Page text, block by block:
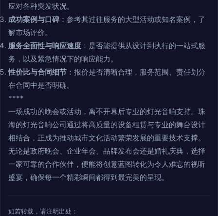
应对各种突发状况。
成功案例与口碑 ：参考其过往服务的大型活动或知名案例，了
解市场评价。
服务全面性与响应速度 ：是否能提供从设计到执行的一站式服
务，以及紧急情况下的响应能力。
性价比与合同细节 ：报价是否清晰合理，服务范围、责任划分
在合同中是否明确。
****
一场成功的晚会或活动，离不开幕后专业的灯光音响支持。珠
海的灯光音响公司通过将高质量的设备租赁与专业的舞台设计
相结合，正成为推动城市文化活动繁荣发展的重要技术支撑。
无论是政府晚会、企业年会、品牌发布会还是婚礼庆典，选择
一家可靠的合作伙伴，便能将创意蓝图转化为令人难忘的视听
盛宴，确保每一个精彩瞬间都得到最完美的呈现。
如若转载，请注明出处：